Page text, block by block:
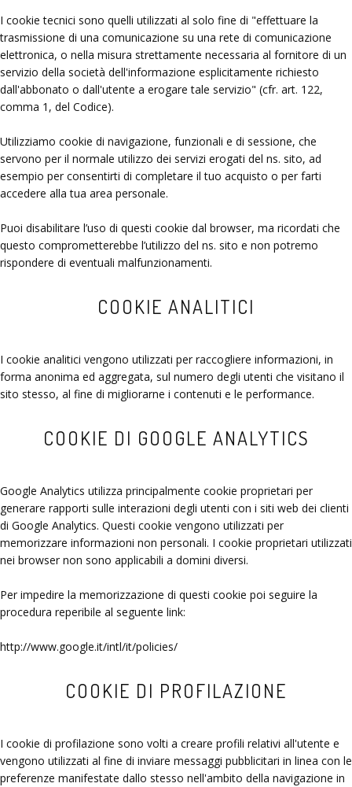
I cookie tecnici sono quelli utilizzati al solo fine di "effettuare la
trasmissione di una comunicazione su una rete di comunicazione
elettronica, o nella misura strettamente necessaria al fornitore di un
servizio della società dell'informazione esplicitamente richiesto
dall'abbonato o dall'utente a erogare tale servizio" (cfr. art. 122,
comma 1, del Codice).
Utilizziamo cookie di navigazione, funzionali e di sessione, che
servono per il normale utilizzo dei servizi erogati del ns. sito, ad
esempio per consentirti di completare il tuo acquisto o per farti
accedere alla tua area personale.
Puoi disabilitare l’uso di questi cookie dal browser, ma ricordati che
questo comprometterebbe l’utilizzo del ns. sito e non potremo
rispondere di eventuali malfunzionamenti.
COOKIE ANALITICI
I cookie analitici vengono utilizzati per raccogliere informazioni, in
forma anonima ed aggregata, sul numero degli utenti che visitano il
sito stesso, al fine di migliorarne i contenuti e le performance.
COOKIE DI GOOGLE ANALYTICS
Google Analytics utilizza principalmente cookie proprietari per
generare rapporti sulle interazioni degli utenti con i siti web dei clienti
di Google Analytics. Questi cookie vengono utilizzati per
memorizzare informazioni non personali. I cookie proprietari utilizzati
nei browser non sono applicabili a domini diversi.
Per impedire la memorizzazione di questi cookie poi seguire la
procedura reperibile al seguente link:
http://www.google.it/intl/it/policies/
COOKIE DI PROFILAZIONE
I cookie di profilazione sono volti a creare profili relativi all'utente e
vengono utilizzati al fine di inviare messaggi pubblicitari in linea con le
preferenze manifestate dallo stesso nell'ambito della navigazione in